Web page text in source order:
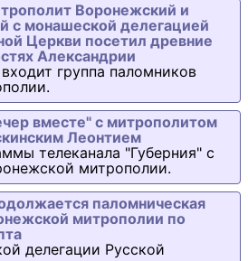
Воронежский и
с монашеской делегацией
Церкви посетил древние
Александрии
группа паломников
вместе" с митрополитом
Леонтием
телеканала "Губерния" с
митрополии.
паломническая
митрополии по
делегации Русской